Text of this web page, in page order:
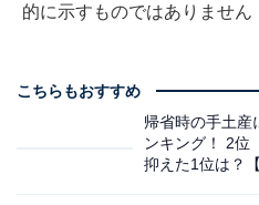
的に示すものではありません
こちらもおすすめ
帰省時の手土産
ンキング！ 2位
抑えた1位は？